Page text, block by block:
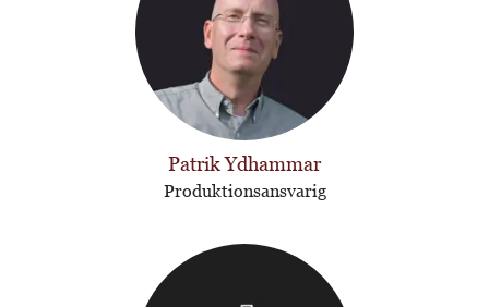
Patrik Ydhammar
Produktionsansvarig